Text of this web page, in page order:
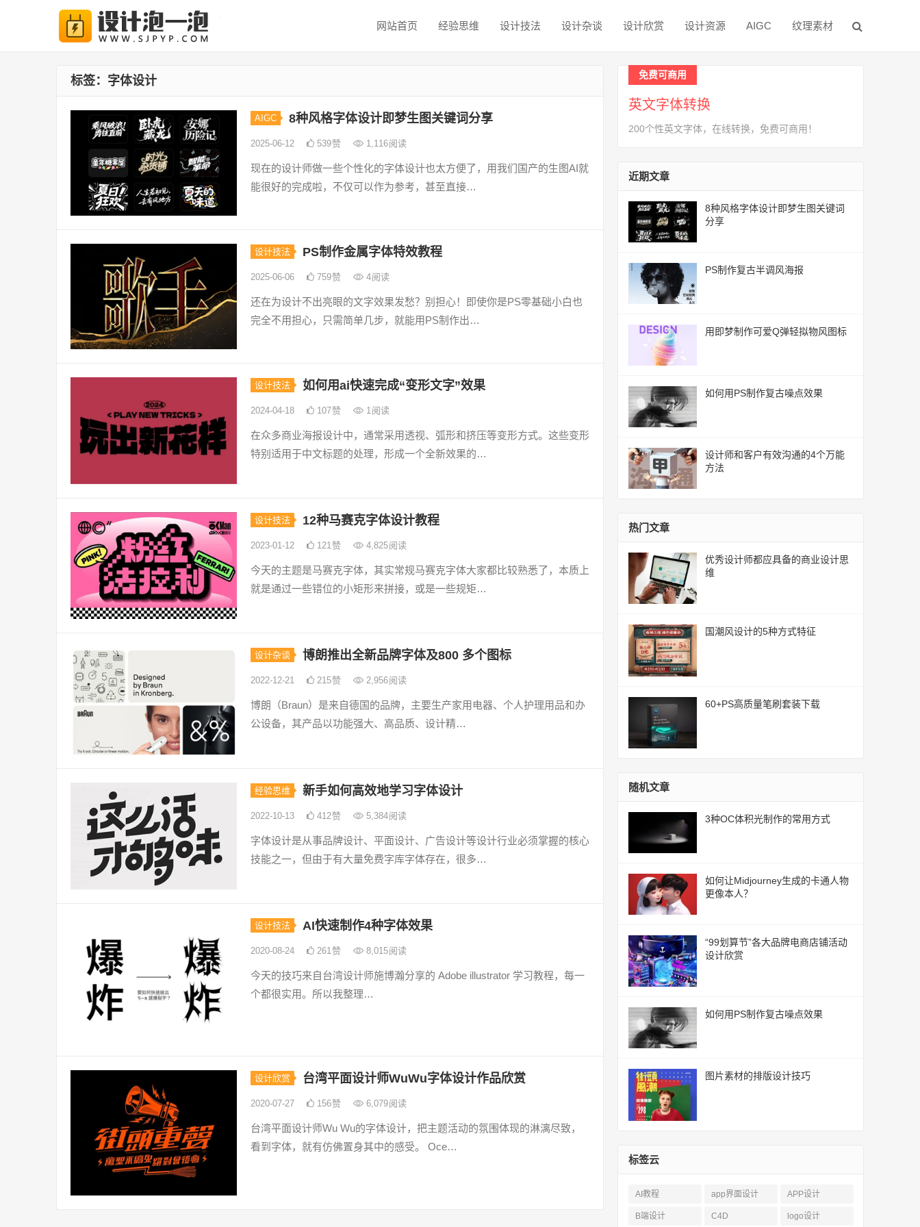
网站首页 经验思维 设计技法 设计杂谈 设计欣赏 设计资源 AIGC 纹理素材
标签：字体设计
AIGC 8种风格字体设计即梦生图关键词分享
2025-06-12 539赞 1,116阅读
现在的设计师做一些个性化的字体设计也太方便了，用我们国产的生图AI就
能很好的完成啦，不仅可以作为参考，甚至直接…
设计技法 PS制作金属字体特效教程
2025-06-06 759赞 4阅读
还在为设计不出亮眼的文字效果发愁？别担心！即使你是PS零基础小白也
完全不用担心，只需简单几步，就能用PS制作出…
设计技法 如何用ai快速完成“变形文字”效果
2024-04-18 107赞 1 阅读
在众多商业海报设计中，通常采用透视、弧形和挤压等变形方式。这些变形
特别适用于中文标题的处理，形成一个全新效果的…
设计技法 12种马赛克字体设计教程
2023-01-12 121赞 4,825阅读
今天的主题是马赛克字体，其实常规马赛克字体大家都比较熟悉了，本质上
就是通过一些错位的小矩形来拼接，或是一些规矩…
设计杂谈 博朗推出全新品牌字体及800 多个图标
2022-12-21 215赞 2,956阅读
博朗（Braun）是来自德国的品牌，主要生产家用电器、个人护理用品和办
公设备，其产品以功能强大、高品质、设计精…
经验思维 新手如何高效地学习字体设计
2022-10-13 412赞 5,384阅读
字体设计是从事品牌设计、平面设计、广告设计等设计行业必须掌握的核心
技能之一，但由于有大量免费字库字体存在，很多…
设计技法 AI快速制作4种字体效果
2020-08-24 261赞 8,015阅读
今天的技巧来自台湾设计师施博瀚分享的 Adobe illustrator 学习教程，每一
个都很实用。所以我整理…
设计欣赏 台湾平面设计师WuWu字体设计作品欣赏
2020-07-27 156赞 6,079阅读
台湾平面设计师Wu Wu的字体设计，把主题活动的氛围体现的淋漓尽致，
看到字体，就有仿佛置身其中的感受。 Oce…
免费可商用
英文字体转换
200个性英文字体，在线转换，免费可商用！
近期文章
8种风格字体设计即梦生图关键词
分享
PS制作复古半调风海报
用即梦制作可爱Q弹轻拟物风图标
如何用PS制作复古噪点效果
设计师和客户有效沟通的4个万能
方法
热门文章
优秀设计师都应具备的商业设计思
维
国潮风设计的5种方式特征
60+PS高质量笔刷套装下载
随机文章
3种OC体积光制作的常用方式
如何让Midjourney生成的卡通人物
更像本人？
“99划算节”各大品牌电商店铺活动
设计欣赏
如何用PS制作复古噪点效果
图片素材的排版设计技巧
标签云
AI教程 app界面设计 APP设计
B端设计 C4D logo设计